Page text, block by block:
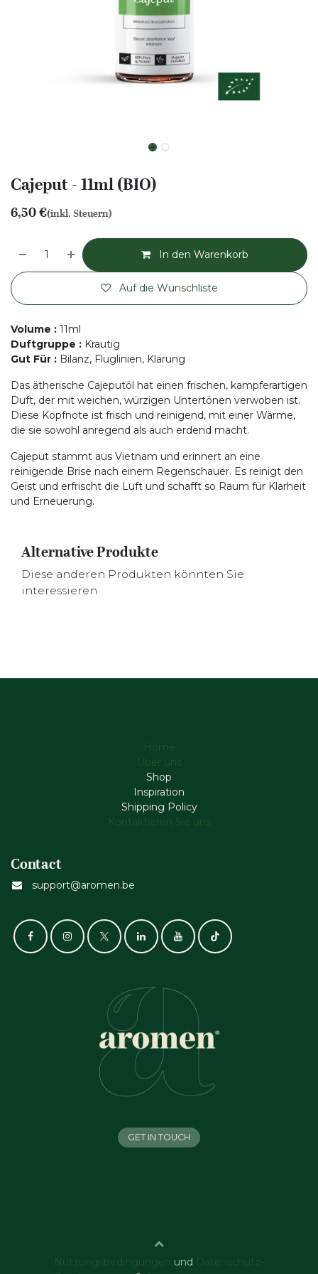
Cajeput - 11ml (BIO)
6,50€(inkl. Steuern)
In den Warenkorb
Auf die Wunschliste
Volume : 11ml
Duftgruppe : Krautig
Gut Für : Bilanz, Fluglinien, Klärung
Das ätherische Cajeputöl hat einen frischen, kampferartigen
Duft, der mit weichen, würzigen Untertönen verwoben ist.
Diese Kopfnote ist frisch und reinigend, mit einer Wärme,
die sie sowohl anregend als auch erdend macht.
Cajeput stammt aus Vietnam und erinnert an eine
reinigende Brise nach einem Regenschauer. Es reinigt den
Geist und erfrischt die Luft und schafft so Raum für Klarheit
und Erneuerung.
Alternative Produkte
Diese anderen Produkten könnten Sie
interessieren
Home
Über uns
Shop
Inspiration
Shipping Policy
Kontaktieren Sie uns
Contact
support@aromen.be
GET IN TOUCH
Nutzungsbedingungen und
Datenschutz-